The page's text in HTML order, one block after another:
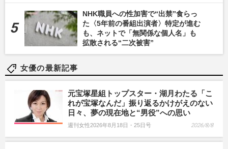
NHK職員への性加害で“出禁”食らっ
た〈5年前の番組出演者〉特定が進む
も、ネットで「無関係な個人名」も
拡散される“二次被害”
女優の最新記事
元宝塚星組トップスター・湖月わたる「こ
れが宝塚なんだ」振り返るかけがえのない
日々、夢の現在地と“男役”への思い
週刊女性2026年8月18日・25日号 2026/8/8